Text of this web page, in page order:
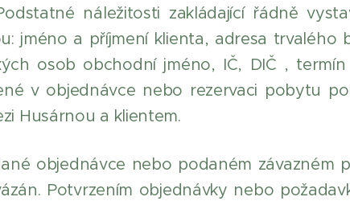
náležitosti zakládající řádně
jméno a příjmení klienta, adresa
osob obchodní jméno, IČ, DIČ ,
v objednávce nebo rezervaci pobytu
Husárnou a klientem.
objednávce nebo podaném závazném
Potvrzením objednávky nebo